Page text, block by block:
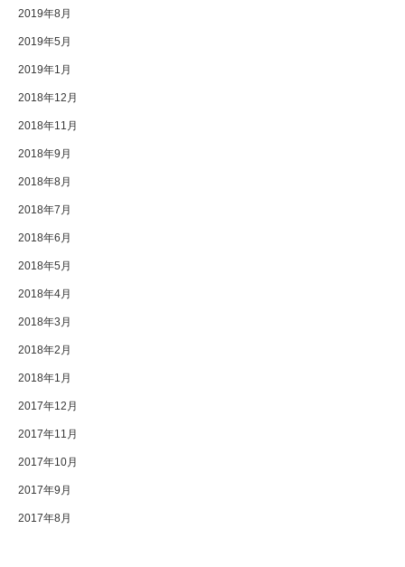
2019年8月
2019年5月
2019年1月
2018年12月
2018年11月
2018年9月
2018年8月
2018年7月
2018年6月
2018年5月
2018年4月
2018年3月
2018年2月
2018年1月
2017年12月
2017年11月
2017年10月
2017年9月
2017年8月